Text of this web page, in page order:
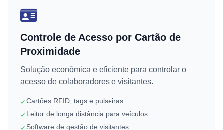
Controle de Acesso por Cartão de
Proximidade
Solução econômica e eficiente para controlar o
acesso de colaboradores e visitantes.
✓Cartões RFID, tags e pulseiras
✓Leitor de longa distância para veículos
✓Software de gestão de visitantes